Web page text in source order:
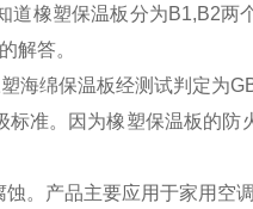
橡塑保温板分为B1,B2两
解答。
海绵保温板经测试判定为
准。因为橡塑保温板的
。产品主要应用于家用空